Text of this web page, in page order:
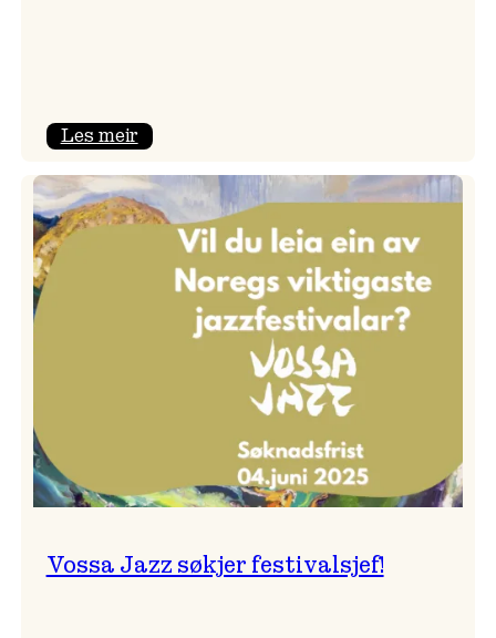
Les meir:
Vossa Jazz søkjer festivalsjef!